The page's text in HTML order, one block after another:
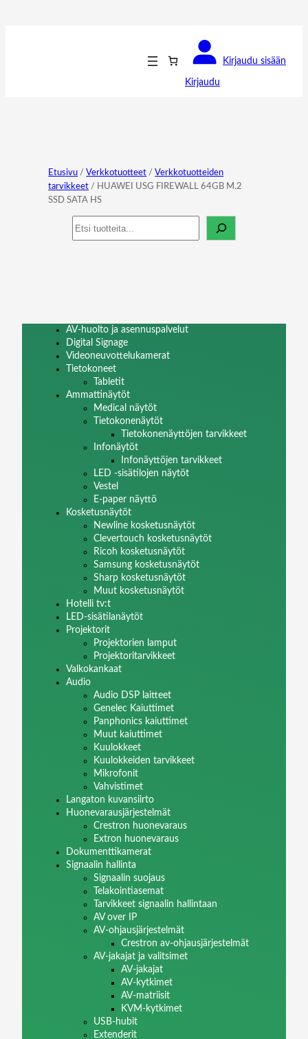
Kirjaudu
Kirjaudu sisään
Etusivu / Verkkotuotteet / Verkkotuotteiden
tarvikkeet / HUAWEI USG FIREWALL 64GB M.2
SSD SATA HS
Haku
AV-huolto ja asennuspalvelut
Digital Signage
Videoneuvottelukamerat
Tietokoneet
Tabletit
Ammattinäytöt
Medical näytöt
Tietokonenäytöt
Tietokonenäyttöjen tarvikkeet
Infonäytöt
Infonäyttöjen tarvikkeet
LED -sisätilojen näytöt
Vestel
E-paper näyttö
Kosketusnäytöt
Newline kosketusnäytöt
Clevertouch kosketusnäytöt
Ricoh kosketusnäytöt
Samsung kosketusnäytöt
Sharp kosketusnäytöt
Muut kosketusnäytöt
Hotelli tv:t
LED-sisätilanäytöt
Projektorit
Projektorien lamput
Projektoritarvikkeet
Valkokankaat
Audio
Audio DSP laitteet
Genelec Kaiuttimet
Panphonics kaiuttimet
Muut kaiuttimet
Kuulokkeet
Kuulokkeiden tarvikkeet
Mikrofonit
Vahvistimet
Langaton kuvansiirto
Huonevarausjärjestelmät
Crestron huonevaraus
Extron huonevaraus
Dokumenttikamerat
Signaalin hallinta
Signaalin suojaus
Telakointiasemat
Tarvikkeet signaalin hallintaan
AV over IP
AV-ohjausjärjestelmät
Crestron av-ohjausjärjestelmät
AV-jakajat ja valitsimet
AV-jakajat
AV-kytkimet
AV-matriisit
KVM-kytkimet
USB-hubit
Extenderit